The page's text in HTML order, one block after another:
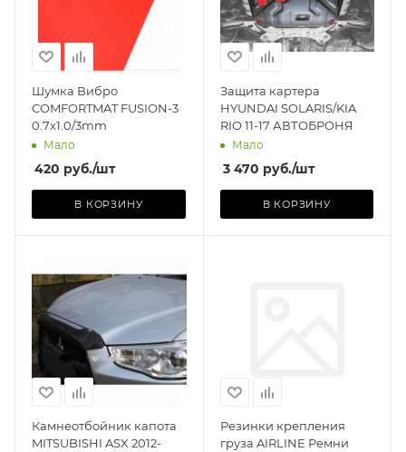
Шумка Вибро
COMFORTMAT FUSION-3
0.7x1.0/3mm
Мало
420 руб./шт
В КОРЗИНУ
Защита картера
HYUNDAI SOLARIS/KIA
RIO 11-17 АВТОБРОНЯ
Мало
3 470 руб./шт
В КОРЗИНУ
Камнеотбойник капота
MITSUBISHI ASX 2012-
AIRLINE (КИТАЙ)
шт
Резинки крепления
груза AIRLINE Ремни